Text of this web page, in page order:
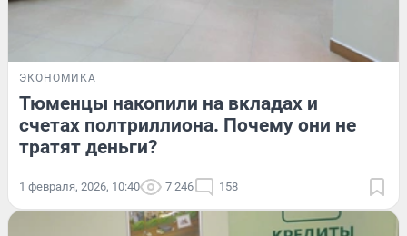
ЭКОНОМИКА
Тюменцы накопили на вкладах и
счетах полтриллиона. Почему они не
тратят деньги?
1 февраля, 2026, 10:40 7 246 158